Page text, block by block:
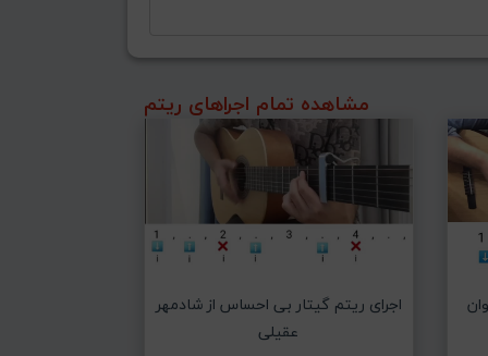
مشاهده تمام اجراهای ریتم
اجرای ریتم گیتار بی احساس از شادمهر
عقیلی